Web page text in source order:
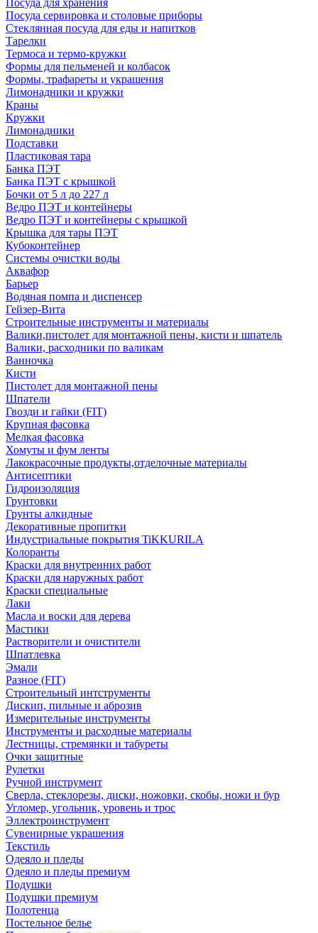
Посуда для хранения
Посуда сервировка и столовые приборы
Стеклянная посуда для еды и напитков
Тарелки
Термоса и термо-кружки
Формы для пельменей и колбасок
Формы, трафареты и украшения
Лимонадники и кружки
Краны
Кружки
Лимонадники
Подставки
Пластиковая тара
Банка ПЭТ
Банка ПЭТ с крышкой
Бочки от 5 л до 227 л
Ведро ПЭТ и контейнеры
Ведро ПЭТ и контейнеры с крышкой
Крышка для тары ПЭТ
Кубоконтейнер
Системы очистки воды
Аквафор
Барьер
Водяная помпа и диспенсер
Гейзер-Вита
Строительные инструменты и материалы
Валики,пистолет для монтажной пены, кисти и шпатель
Валики, расходники по валикам
Ванночка
Кисти
Пистолет для монтажной пены
Шпатели
Гвозди и гайки (FIT)
Крупная фасовка
Мелкая фасовка
Хомуты и фум ленты
Лакокрасочные продукты,отделочные материалы
Антисептики
Гидроизоляция
Грунтовки
Грунты алкидные
Декоративные пропитки
Индустриальные покрытия TiKKURILA
Колоранты
Краски для внутренних работ
Краски для наружных работ
Краски специальные
Лаки
Масла и воски для дерева
Мастики
Растворители и очистители
Шпатлевка
Эмали
Разное (FIT)
Строительный интструменты
Дискип, пильные и аброзив
Измерительные инструменты
Инструменты и расходные материалы
Лестницы, стремянки и табуреты
Очки защитные
Рулетки
Ручной инструмент
Сверла, стеклорезы, диски, ножовки, скобы, ножи и бур
Угломер, угольник, уровень и трос
Эллектроинструмент
Сувенирные украшения
Текстиль
Одеяло и пледы
Одеяло и пледы премиум
Подушки
Подушки премиум
Полотенца
Постельное белье